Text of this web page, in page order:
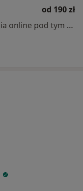
od 190 zł
Specjalista nie oferuje umawiania online pod tym adresem.